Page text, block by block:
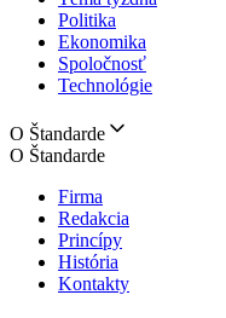
Politika
Ekonomika
Spoločnosť
Technológie
O Štandarde
O Štandarde
Firma
Redakcia
Princípy
História
Kontakty